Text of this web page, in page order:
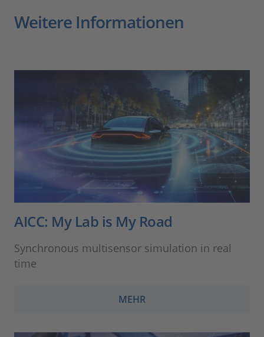
Weitere Informationen
AICC: My Lab is My Road
Synchronous multisensor simulation in real
time
MEHR